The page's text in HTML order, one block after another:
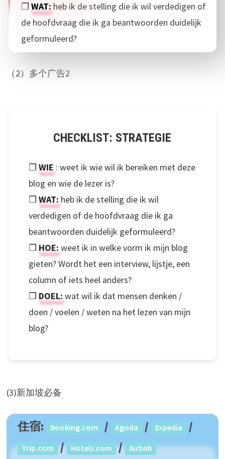
❒WAT: heb ik de stelling die ik wil verdedigen of
de hoofdvraag die ik ga beantwoorden duidelijk
geformuleerd?
❒HOE:weet ik in welke vorm ik mijn blog
gieten? Wordt het een interview, lijstje, een
（2）多个广告2
CHECKLIST: STRATEGIE
❒WIE : weet ik wie wil ik bereiken met deze
blog en wie de lezer is?
❒WAT: heb ik de stelling die ik wil
verdedigen of de hoofdvraag die ik ga
beantwoorden duidelijk geformuleerd?
❒ HOE:weet ik in welke vorm ik mijn blog
gieten? Wordt het een interview, lijstje, een
column of iets heel anders?
❒ DOEL:wat wil ik dat mensen denken /
doen / voelen / weten na het lezen van mijn
blog?
(3)新加坡必备
住宿: Booking.com / Agoda / Expedia /
Trip.com / Hotels.com / Airbnb